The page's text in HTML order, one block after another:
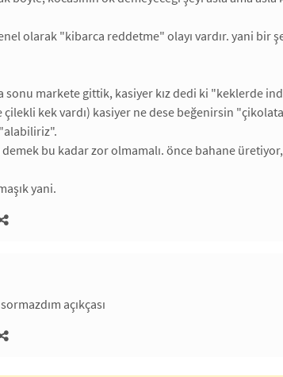
olarak "kibarca reddetme" olayı vardır. yani
markete gittik, kasiyer kız dedi ki "keklerde
kek vardı) kasiyer ne dese beğenirsin
bu kadar zor olmamalı. önce bahane
yani.
açıkçası